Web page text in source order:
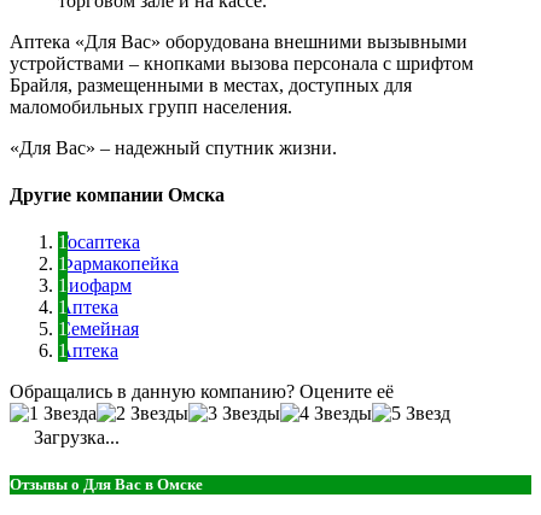
Аптека «Для Вас» оборудована внешними вызывными
устройствами – кнопками вызова персонала с шрифтом
Брайля, размещенными в местах, доступных для
маломобильных групп населения.
«Для Вас» – надежный спутник жизни.
Другие компании Омска
Госаптека
Фармакопейка
Биофарм
Аптека
Семейная
Аптека
Обращались в данную компанию? Оцените её
Загрузка...
Отзывы о Для Вас в Омске